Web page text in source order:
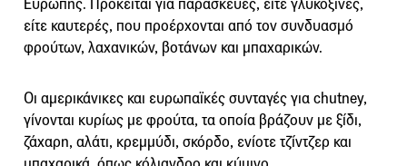
Ευρώπης. Πρόκειται για παρασκευές, είτε γλυκόξινες,
είτε καυτερές, που προέρχονται από τον συνδυασμό
φρούτων, λαχανικών, βοτάνων και μπαχαρικών.
Οι αμερικάνικες και ευρωπαϊκές συνταγές για chutney,
γίνονται κυρίως με φρούτα, τα οποία βράζουν με ξίδι,
ζάχαρη, αλάτι, κρεμμύδι, σκόρδο, ενίοτε τζίντζερ και